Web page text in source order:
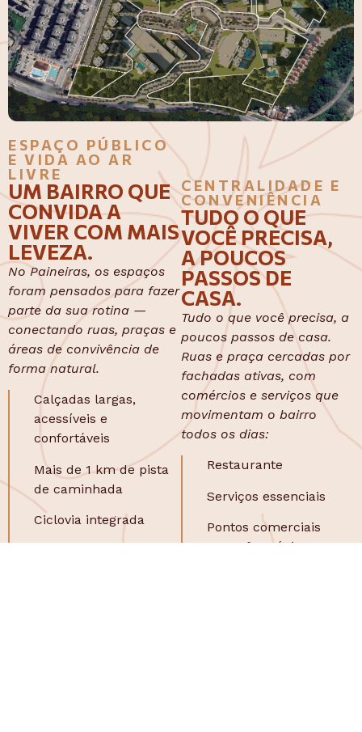
ESPAÇO PÚBLICO
E VIDA AO AR
LIVRE
UM BAIRRO QUE
CONVIDA A
VIVER COM MAIS
LEVEZA.
No Paineiras, os espaços
foram pensados para fazer
parte da sua rotina —
conectando ruas, praças e
áreas de convivência de
forma natural.
Calçadas largas,
acessíveis e
confortáveis
Mais de 1 km de pista
de caminhada
Ciclovia integrada
CENTRALIDADE E
CONVENIÊNCIA
TUDO O QUE
VOCÊ PRECISA,
A POUCOS
PASSOS DE
CASA.
Tudo o que você precisa, a
poucos passos de casa.
Ruas e praça cercadas por
fachadas ativas, com
comércios e serviços que
movimentam o bairro
todos os dias:
Restaurante
Serviços essenciais
Pontos comerciais
como farmácia,